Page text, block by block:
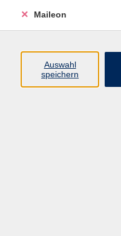
Maileon
Auswahl
speichern